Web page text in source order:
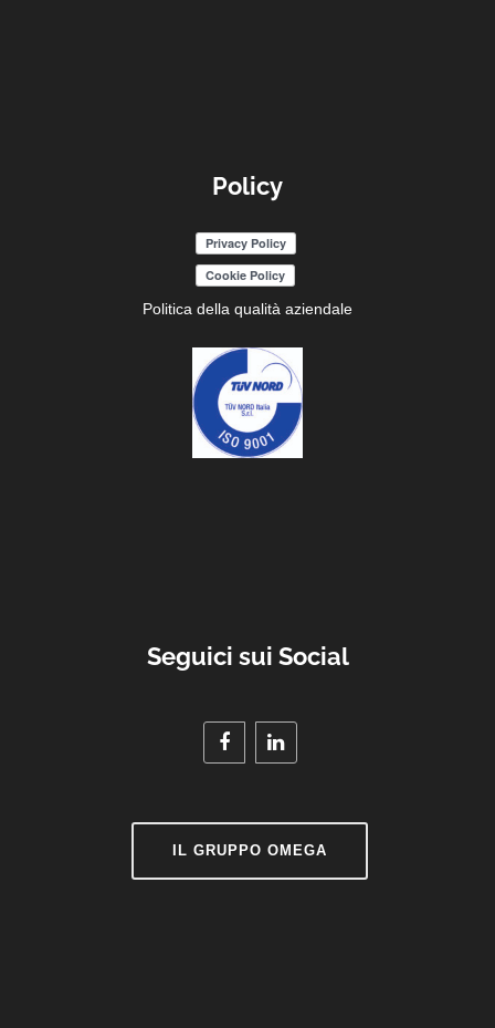
Policy
Politica della qualità aziendale
Seguici sui Social
IL GRUPPO OMEGA